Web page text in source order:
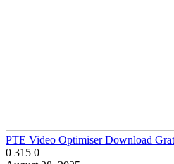
PTE Video Optimiser Download
0 315 0